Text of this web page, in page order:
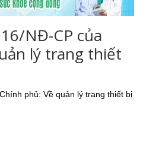
NĐ-CP của
lý trang thiết
phủ: Về quản lý trang thiết bị